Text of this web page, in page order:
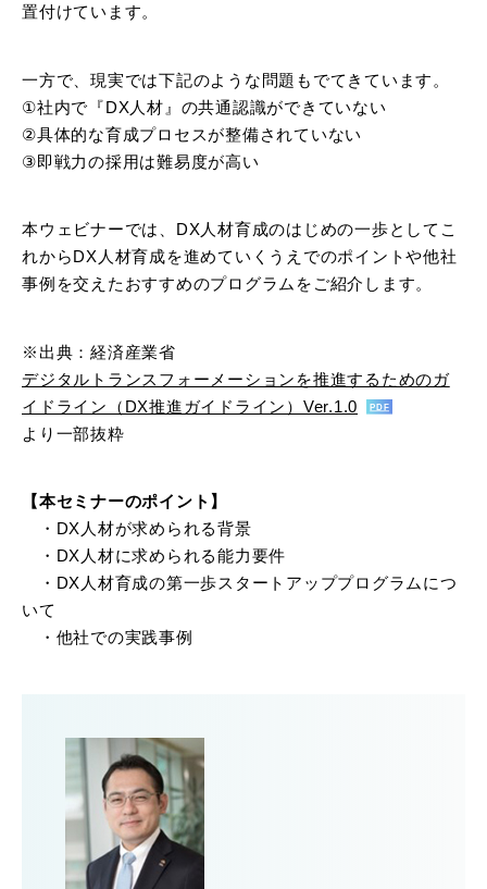
置付けています。
一方で、現実では下記のような問題もでてきています。
①社内で『DX人材』の共通認識ができていない
②具体的な育成プロセスが整備されていない
③即戦力の採用は難易度が高い
本ウェビナーでは、DX人材育成のはじめの一歩としてこ
れからDX人材育成を進めていくうえでのポイントや他社
事例を交えたおすすめのプログラムをご紹介します。
※出典：経済産業省
デジタルトランスフォーメーションを推進するためのガ
イドライン（DX推進ガイドライン）Ver.1.0
より一部抜粋
【本セミナーのポイント】
・DX人材が求められる背景
・DX人材に求められる能力要件
・DX人材育成の第一歩スタートアッププログラムにつ
いて
・他社での実践事例